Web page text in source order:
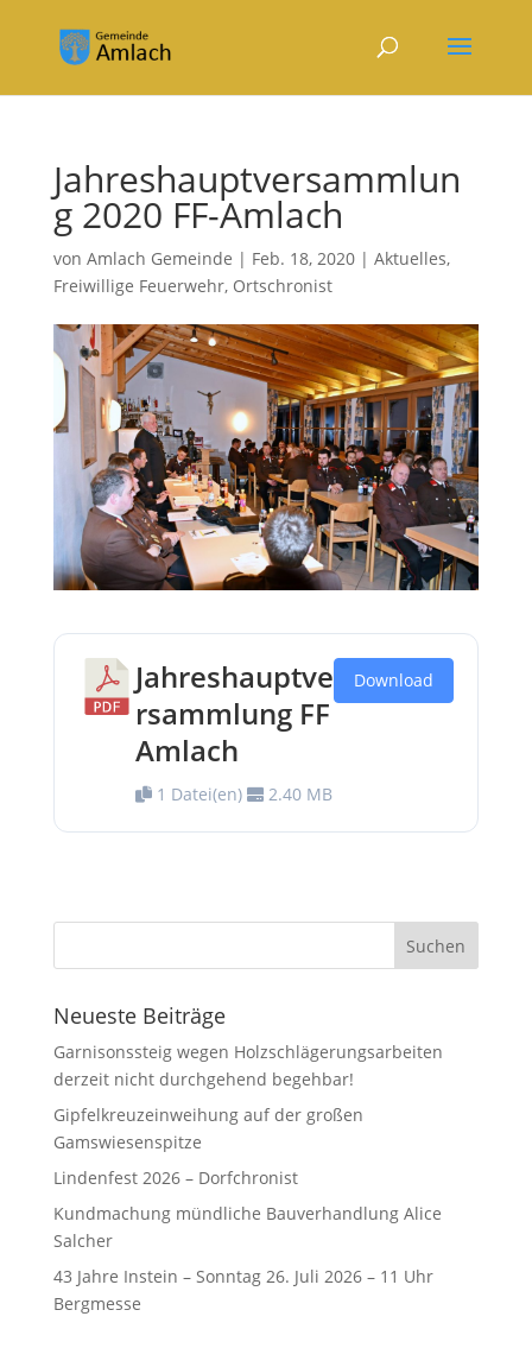
Jahreshauptversammlun
g 2020 FF-Amlach
von Amlach Gemeinde | Feb. 18, 2020| Aktuelles,
Freiwillige Feuerwehr, Ortschronist
Jahreshauptve
rsammlung FF
Amlach
1 Datei(en) 2.40 MB
Download
Neueste Beiträge
Garnisonssteig wegen Holzschlägerungsarbeiten
derzeit nicht durchgehend begehbar!
Gipfelkreuzeinweihung auf der großen
Gamswiesenspitze
Lindenfest 2026 – Dorfchronist
Kundmachung mündliche Bauverhandlung Alice
Salcher
43 Jahre Instein – Sonntag 26. Juli 2026 – 11 Uhr
Bergmesse